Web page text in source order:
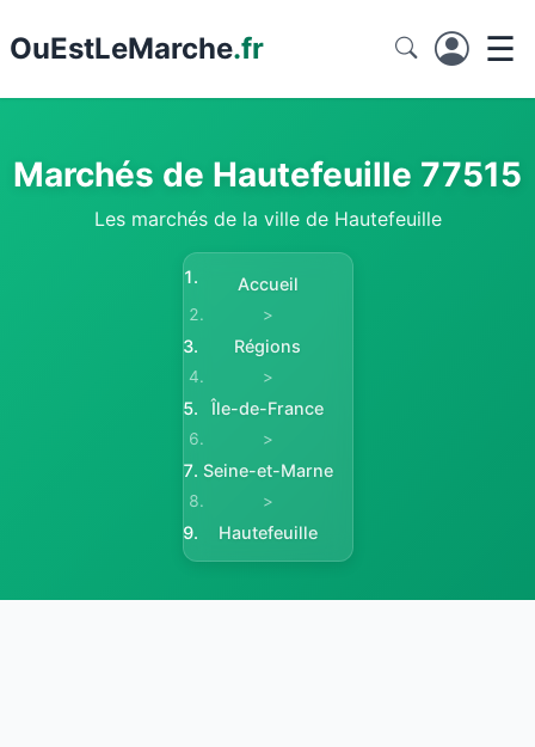
OuEstLeMarche.fr ☰
Marchés de Hautefeuille 77515
Les marchés de la ville de Hautefeuille
Accueil
>
Régions
>
Île-de-France
>
Seine-et-Marne
>
Hautefeuille